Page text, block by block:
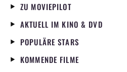
ZU MOVIEPILOT
AKTUELL IM KINO & DVD
POPULÄRE STARS
KOMMENDE FILME